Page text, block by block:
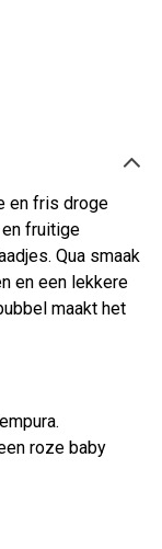
en fris droge
fruitige
Qua smaak
en een lekkere
maakt het
roze baby